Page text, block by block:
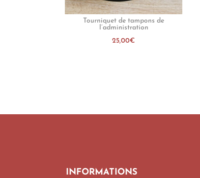
Tourniquet de tampons de
l’administration
25,00€
INFORMATIONS